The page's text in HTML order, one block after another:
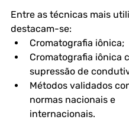
Entre as técnicas mais
destacam-se:
Cromatografia iônica;
Cromatografia iônica
supressão de
Métodos validados
normas nacionais e
internacionais.